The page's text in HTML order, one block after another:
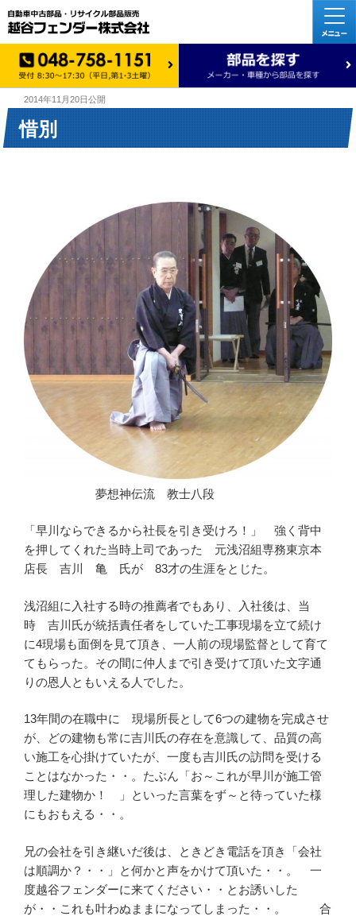
2014年11月20日公開
惜別
夢想神伝流 教士八段
「早川ならできるから社長を引き受けろ！」 強く背中
を押してくれた当時上司であった 元浅沼組専務東京本
店長 吉川 亀 氏が 83才の生涯をとじた。
浅沼組に入社する時の推薦者でもあり、入社後は、当
時 吉川氏が統括責任者をしていた工事現場を立て続け
に4現場も面倒を見て頂き、一人前の現場監督として育て
てもらった。その間に仲人まで引き受けて頂いた文字通
りの恩人ともいえる人でした。
13年間の在職中に 現場所長として6つの建物を完成させ
が、どの建物も常に吉川氏の存在を意識して、品質の高
い施工を心掛けていたが、一度も吉川氏の訪問を受ける
ことはなかった・・。たぶん「お～これが早川が施工管
理した建物か！ 」といった言葉をず～と待っていた様
にもおもえる・・。
兄の会社を引き継いだ後は、ときどき電話を頂き「会社
は順調か？・・」と何かと声をかけて頂いた・・。 一
度越谷フェンダーに来てください・・とお誘いした
が・・これも叶わぬままになってしまった・・。 合